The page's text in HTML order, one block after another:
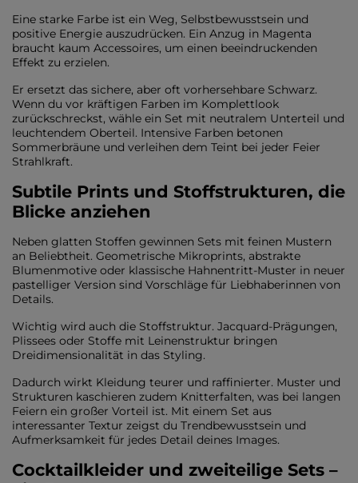
Eine starke Farbe ist ein Weg, Selbstbewusstsein und
positive Energie auszudrücken. Ein Anzug in Magenta
braucht kaum Accessoires, um einen beeindruckenden
Effekt zu erzielen.
Er ersetzt das sichere, aber oft vorhersehbare Schwarz.
Wenn du vor kräftigen Farben im Komplettlook
zurückschreckst, wähle ein Set mit neutralem Unterteil und
leuchtendem Oberteil. Intensive Farben betonen
Sommerbräune und verleihen dem Teint bei jeder Feier
Strahlkraft.
Subtile Prints und Stoffstrukturen, die
Blicke anziehen
Neben glatten Stoffen gewinnen Sets mit feinen Mustern
an Beliebtheit. Geometrische Mikroprints, abstrakte
Blumenmotive oder klassische Hahnentritt-Muster in neuer
pastelliger Version sind Vorschläge für Liebhaberinnen von
Details.
Wichtig wird auch die Stoffstruktur. Jacquard-Prägungen,
Plissees oder Stoffe mit Leinenstruktur bringen
Dreidimensionalität in das Styling.
Dadurch wirkt Kleidung teurer und raffinierter. Muster und
Strukturen kaschieren zudem Knitterfalten, was bei langen
Feiern ein großer Vorteil ist. Mit einem Set aus
interessanter Textur zeigst du Trendbewusstsein und
Aufmerksamkeit für jedes Detail deines Images.
Cocktailkleider und zweiteilige Sets –